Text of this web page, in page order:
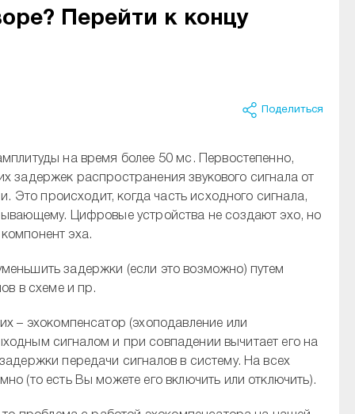
Перейти к концу
Поделиться
на время более 50 мс. Первостепенно,
задержек распространения звукового сигнала от
Это происходит, когда часть исходного сигнала,
Цифровые устройства не создают эхо, но
эха.
задержки (если это возможно) путем
в схеме и пр.
– эхокомпенсатор (эхоподавление или
сигналом и при совпадении вычитает его на
передачи сигналов в систему. На всех
(то есть Вы можете его включить или отключить).